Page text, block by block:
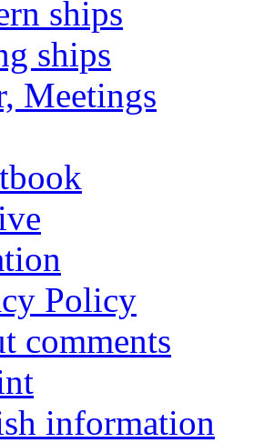
ships
ships
Meetings
Policy
comments
information